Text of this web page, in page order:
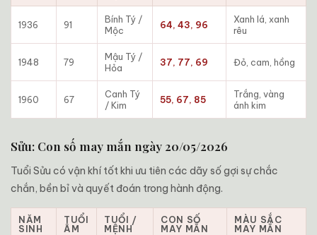
1936 91
Bính Tý /
Mộc
64, 43, 96
Xanh lá, xanh
rêu
1948 79
Mậu Tý /
Hỏa
37, 77, 69 Đỏ, cam, hồng
1960 67
Canh Tý
/ Kim
55, 67, 85
Trắng, vàng
ánh kim
Sửu: Con số may mắn ngày 20/05/2026
Tuổi Sửu có vận khí tốt khi ưu tiên các dãy số gợi sự chắc
chắn, bền bỉ và quyết đoán trong hành động.
NĂM
SINH
TUỔI
ÂM
TUỔI /
MỆNH
CON SỐ
MAY MẮN
MÀU SẮC
MAY MẮN